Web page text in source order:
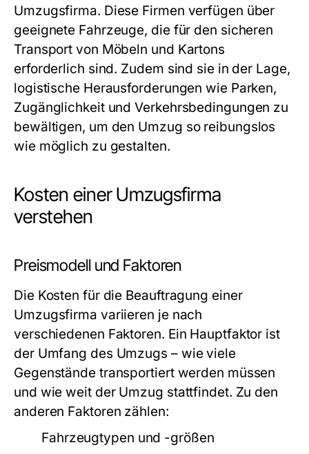
Umzugsfirma. Diese Firmen verfügen über
geeignete Fahrzeuge, die für den sicheren
Transport von Möbeln und Kartons
erforderlich sind. Zudem sind sie in der Lage,
logistische Herausforderungen wie Parken,
Zugänglichkeit und Verkehrsbedingungen zu
bewältigen, um den Umzug so reibungslos
wie möglich zu gestalten.
Kosten einer Umzugsfirma
verstehen
Preismodell und Faktoren
Die Kosten für die Beauftragung einer
Umzugsfirma variieren je nach
verschiedenen Faktoren. Ein Hauptfaktor ist
der Umfang des Umzugs – wie viele
Gegenstände transportiert werden müssen
und wie weit der Umzug stattfindet. Zu den
anderen Faktoren zählen:
Fahrzeugtypen und -größen